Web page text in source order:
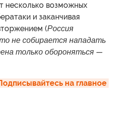
несколько возможных
и заканчивая
(Россия
не собирается нападать
только обороняться —
на главное